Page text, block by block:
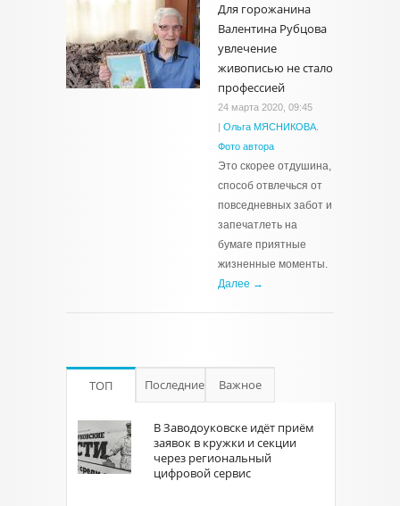
Для горожанина
Валентина Рубцова
увлечение
живописью не стало
профессией
24 марта 2020, 09:45
| Ольга МЯСНИКОВА.
Фото автора
Это скорее отдушина,
способ отвлечься от
повседневных забот и
запечатлеть на
бумаге приятные
жизненные моменты.
Далее →
ТОП Последние Важное
В Заводоуковске идёт приём
заявок в кружки и секции
через региональный
цифровой сервис